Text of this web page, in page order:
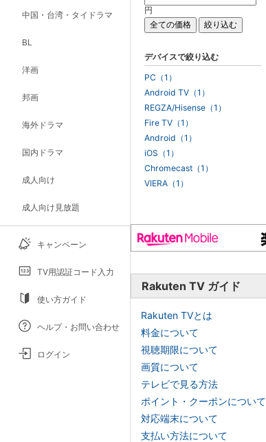
中国・台湾・タイドラマ
BL
洋画
邦画
海外ドラマ
国内ドラマ
成人向け
成人向け見放題
キャンペーン
TV用認証コード入力
使い方ガイド
ヘルプ・お問い合わせ
ログイン
円
デバイスで絞り込む
PC（1）
Android TV（1）
REGZA/Hisense（1）
Fire TV（1）
Android（1）
iOS（1）
Chromecast（1）
VIERA（1）
Rakuten TV ガイド
Rakuten TVとは
料金について
視聴期限について
画質について
テレビで見る方法
ポイント・クーポンについて
対応端末について
支払い方法について